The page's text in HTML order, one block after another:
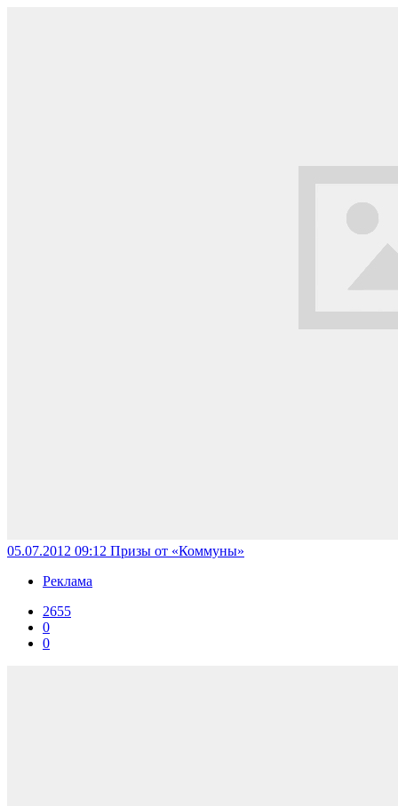
05.07.2012 09:12 Призы от «Коммуны»
Реклама
2655
0
0